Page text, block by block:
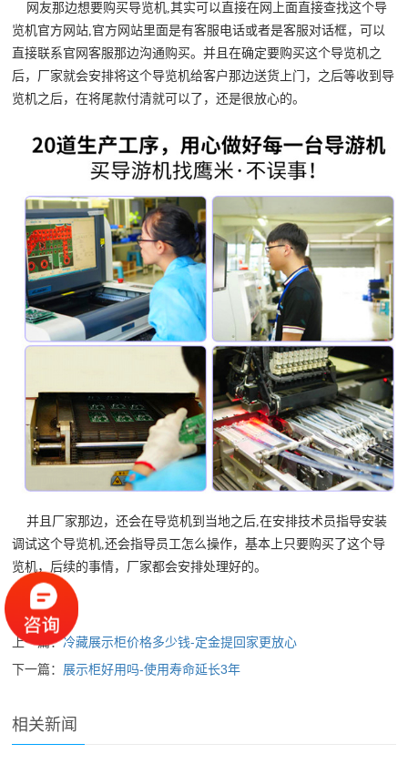
网友那边想要购买导览机,其实可以直接在网上面直接查找这个导
览机官方网站,官方网站里面是有客服电话或者是客服对话框，可以
直接联系官网客服那边沟通购买。并且在确定要购买这个导览机之
后，厂家就会安排将这个导览机给客户那边送货上门，之后等收到导
览机之后，在将尾款付清就可以了，还是很放心的。
并且厂家那边，还会在导览机到当地之后,在安排技术员指导安装
调试这个导览机,还会指导员工怎么操作，基本上只要购买了这个导
览机，后续的事情，厂家都会安排处理好的。
上一篇：冷藏展示柜价格多少钱-定金提回家更放心
下一篇： 展示柜好用吗-使用寿命延长3年
相关新闻